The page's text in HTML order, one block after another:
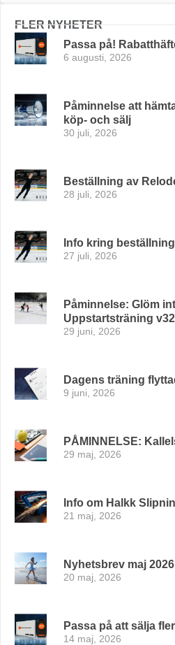
FLER NYHETER
Passa på!
6 augusti, 2026
Påminnelse att
köp- och sälj
30 juli, 2026
Beställning av
28 juli, 2026
Info kring
27 juli, 2026
Påminnelse: Glöm
Uppstartsträning v32
29 juni, 2026
Dagens träning
9 juni, 2026
PÅMINNELSE:
29 maj, 2026
Info om Halkk
21 maj, 2026
Nyhetsbrev maj 2026
20 maj, 2026
Passa på att sälja
14 maj, 2026